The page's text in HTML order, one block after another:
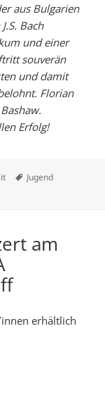
aus Bulgarien
Bach
und einer
souverän
und damit
Florian
Erfolg!
Schlagwörter
Jugend
musiziert“
am
erhältlich